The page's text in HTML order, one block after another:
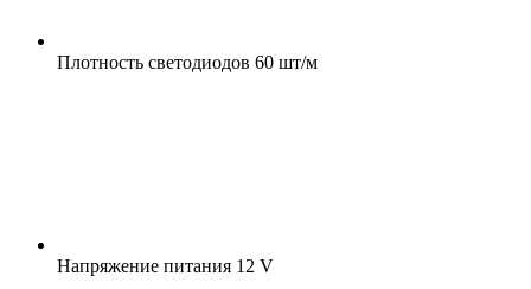
Плотность светодиодов 60 шт/м
Напряжение питания 12 V